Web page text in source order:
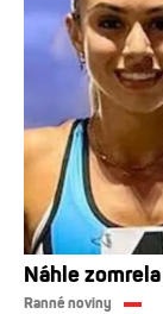
Náhle
Ranné noviny